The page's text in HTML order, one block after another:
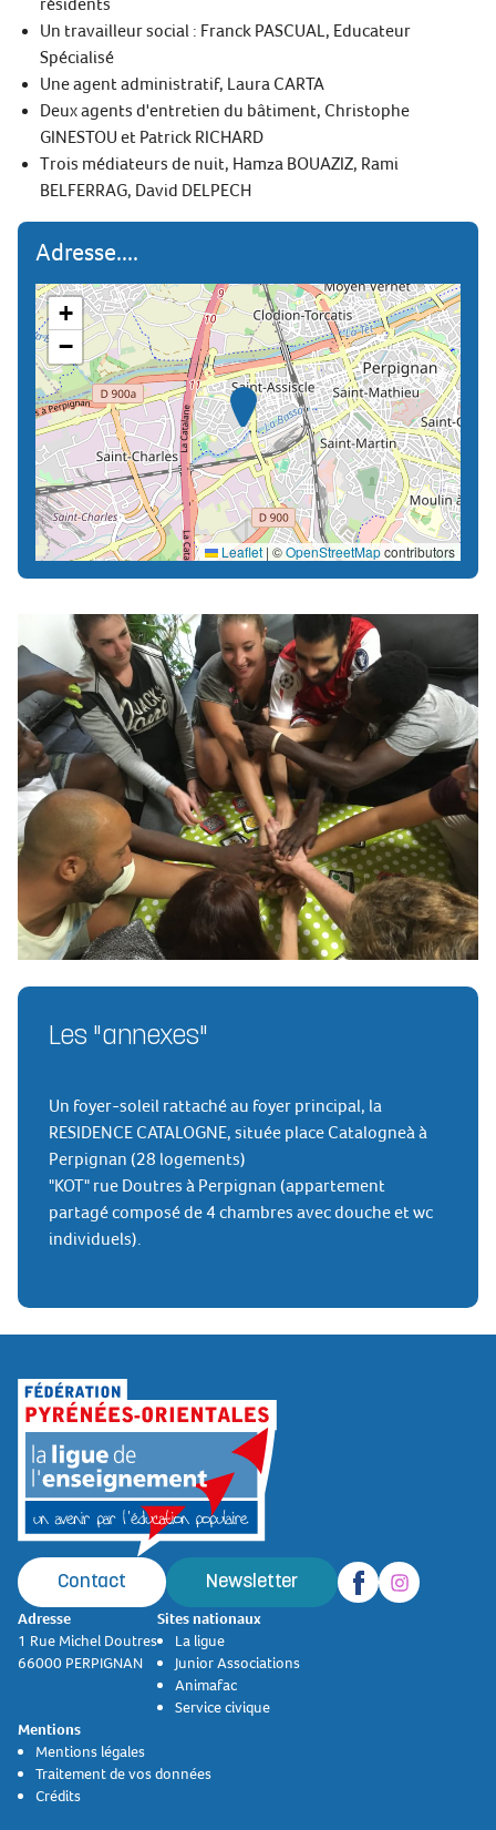
Un travailleur social : Franck PASCUAL, Educateur
Spécialisé
Une agent administratif, Laura CARTA
Deux agents d'entretien du bâtiment, Christophe
GINESTOU et Patrick RICHARD
Trois médiateurs de nuit, Hamza BOUAZIZ, Rami
BELFERRAG, David DELPECH
Adresse....
+
−
Leaflet | ©OpenStreetMapcontributors
Les "annexes"
Un foyer-soleil rattaché au foyer principal, la
RESIDENCE CATALOGNE, située place Catalogneà à
Perpignan (28 logements)
"KOT" rue Doutres à Perpignan (appartement
partagé composé de 4 chambres avec douche et wc
individuels).
Contact Newsletter
Adresse
1 Rue Michel Doutres
66000 PERPIGNAN
Sites nationaux
La ligue
Junior Associations
Animafac
Service civique
Mentions
Mentions légales
Traitement de vos données
Crédits